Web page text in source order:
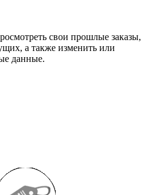
свои прошлые заказы,
а также изменить или
данные.